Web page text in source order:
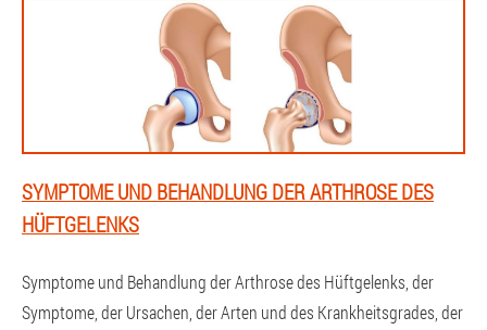
SYMPTOME UND BEHANDLUNG DER ARTHROSE DES
HÜFTGELENKS
Symptome und Behandlung der Arthrose des Hüftgelenks, der
Symptome, der Ursachen, der Arten und des Krankheitsgrades, der